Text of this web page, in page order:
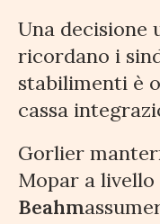
Una decisione
ricordano i
stabilimenti è
cassa
Gorlier
Mopar a livello
Beahm